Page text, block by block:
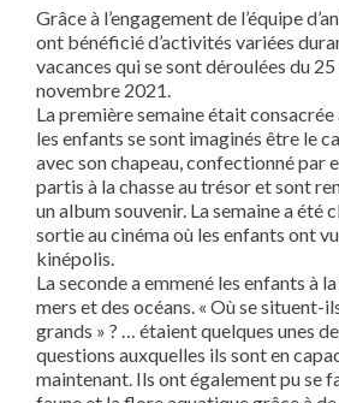
Grâce à l’engagement de l’équipe
ont bénéficié d’activités variées
vacances qui se sont déroulées du
novembre 2021.
La première semaine était
les enfants se sont imaginés être le
avec son chapeau, confectionné par
partis à la chasse au trésor et sont
un album souvenir. La semaine a été
sortie au cinéma où les enfants ont
kinépolis.
La seconde a emmené les enfants à
mers et des océans. « Où se situent-
grands » ? … étaient quelques unes
questions auxquelles ils sont en
maintenant. Ils ont également pu se